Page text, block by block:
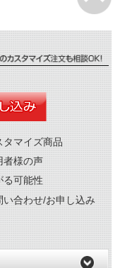
タマイズ商品
者様の声
る可能性
い合わせ/お申し込み